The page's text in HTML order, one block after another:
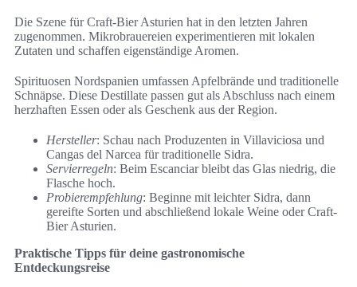
Die Szene für Craft-Bier Asturien hat in den letzten Jahren
zugenommen. Mikrobrauereien experimentieren mit lokalen
Zutaten und schaffen eigenständige Aromen.
Spirituosen Nordspanien umfassen Apfelbrände und traditionelle
Schnäpse. Diese Destillate passen gut als Abschluss nach einem
herzhaften Essen oder als Geschenk aus der Region.
Hersteller: Schau nach Produzenten in Villaviciosa und
Cangas del Narcea für traditionelle Sidra.
Servierregeln: Beim Escanciar bleibt das Glas niedrig, die
Flasche hoch.
Probierempfehlung: Beginne mit leichter Sidra, dann
gereifte Sorten und abschließend lokale Weine oder Craft-
Bier Asturien.
Praktische Tipps für deine gastronomische
Entdeckungsreise